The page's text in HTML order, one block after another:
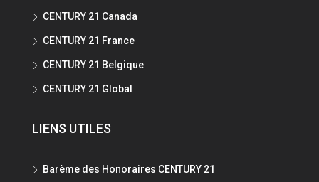
CENTURY 21 Canada
CENTURY 21 France
CENTURY 21 Belgique
CENTURY 21 Global
LIENS UTILES
Barème des Honoraires CENTURY 21